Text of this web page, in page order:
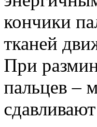
кончики
тканей
При
пальцев –